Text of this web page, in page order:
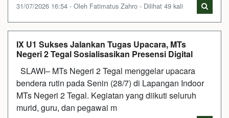
31/07/2026 16:54 - Oleh Fatimatus Zahro - Dilihat 49 kali
IX U1 Sukses Jalankan Tugas Upacara, MTs
Negeri 2 Tegal Sosialisasikan Presensi Digital
SLAWI– MTs Negeri 2 Tegal menggelar upacara
bendera rutin pada Senin (28/7) di Lapangan Indoor
MTs Negeri 2 Tegal. Kegiatan yang diikuti seluruh
murid, guru, dan pegawai m